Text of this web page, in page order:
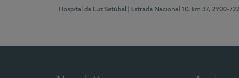
Hospital da Luz Setúbal | Estrada Nacional 10, km 37, 2900-